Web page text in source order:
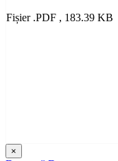
Fișier .PDF , 183.39 KB
×